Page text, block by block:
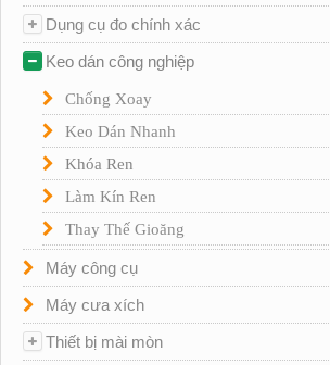
Dụng cụ đo chính xác
Keo dán công nghiệp
Chống Xoay
Keo Dán Nhanh
Khóa Ren
Làm Kín Ren
Thay Thế Gioăng
Máy công cụ
Máy cưa xích
Thiết bị mài mòn